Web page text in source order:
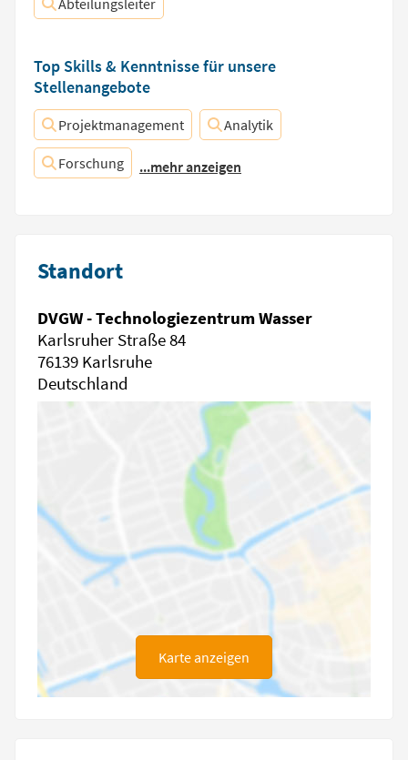
Abteilungsleiter
Top Skills & Kenntnisse für unsere
Stellenangebote
Projektmanagement Analytik
Forschung ...mehr anzeigen
Standort
DVGW - Technologiezentrum Wasser
Karlsruher Straße 84
76139 Karlsruhe
Deutschland
Karte anzeigen